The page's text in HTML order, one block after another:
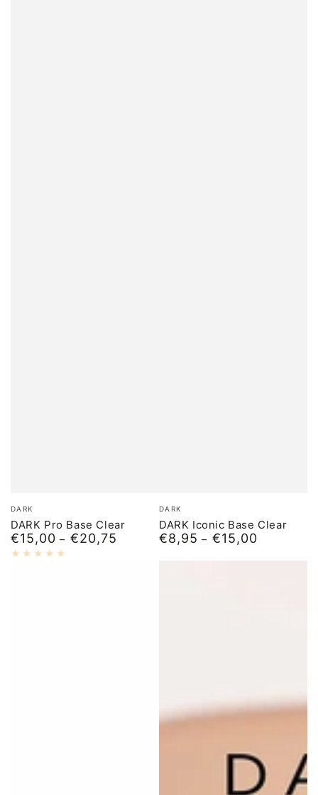
Бренд:
DARK
DARK Pro Base Clear
Обычная
цена
€15,00 €20,75
Бренд:
DARK
DARK Iconic Base Clear
Обычная
€8,95 €15,00